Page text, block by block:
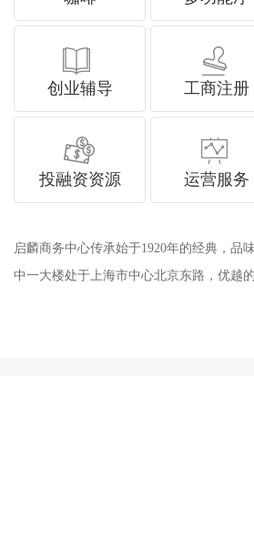
创业辅导 工商注册
投融资资源 运营服务
启麟商务中心传承始于1920年的经典，品
中一大楼处于上海市中心北京东路，优越